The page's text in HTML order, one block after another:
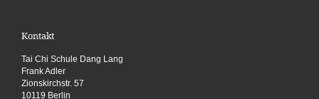
Kontakt
Tai Chi Schule Dang Lang
Frank Adler
Zionskirchstr. 57
10119 Berlin